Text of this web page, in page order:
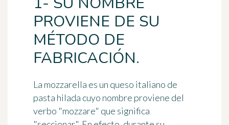
PROVIENE DE SU
MÉTODO DE
FABRICACIÓN.
La mozzarella es un queso italiano de
pasta hilada cuyo nombre proviene del
verbo "mozzare" que significa